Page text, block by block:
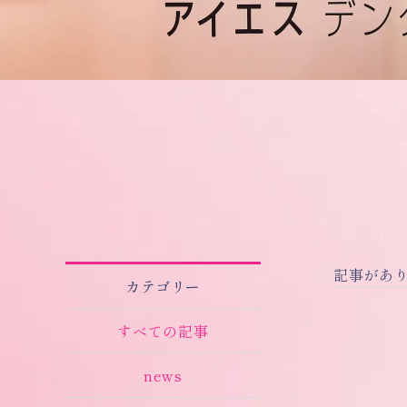
カテゴリー
すべての記事
news
記事があ